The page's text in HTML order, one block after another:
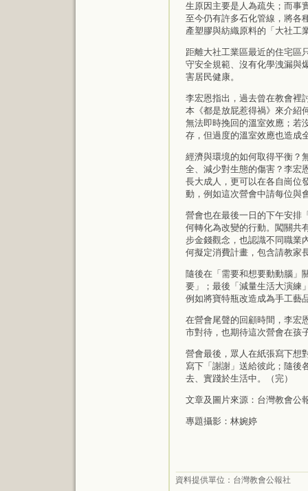
生原因主要是人為疏失；而事
至今仍有許多石化管線，將各
產塑膠與紡織原料的「大社工
距離大社工業區最近的住宅區
守安全規範、沒有化學洩漏與
害居民健康。
李宏恩指出，過去曾在教會裡
本《都是放屁惹得禍》來介紹
無法即時挽回的溫室效應；若
存，但過度的溫室效應也造成
經濟與環境的如何取得平衡？
全、減少對生態的傷害？李宏
長大成人，更可以在各自崗位
動，例如這次營會中請每位與
營會也在最後一日的下午安排
何轉化為改變的行動。闖關共
步金錢觀念，也認識不同職業
何擬定消費計畫，包含請教家
隨後在「需要和想要動動腦」
要」；最後「減量生活大演練
例如將寶特瓶改造成為手工藝
在營會尾聲的回顧時間，李宏
市對待，也期待這次營會在孩
營會最後，眾人在紙張寫下想
寫下「謝謝」送給彼此；隨後
去、實踐於生活中。（完）
文章及圖片來源：台灣教會公
專題攝影：林婉婷
資料提供單位： 台灣教會公報社